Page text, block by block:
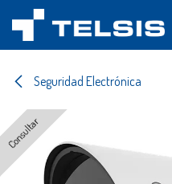
Ir al contenido
Seguridad Electrónica
Consultar
Consultar